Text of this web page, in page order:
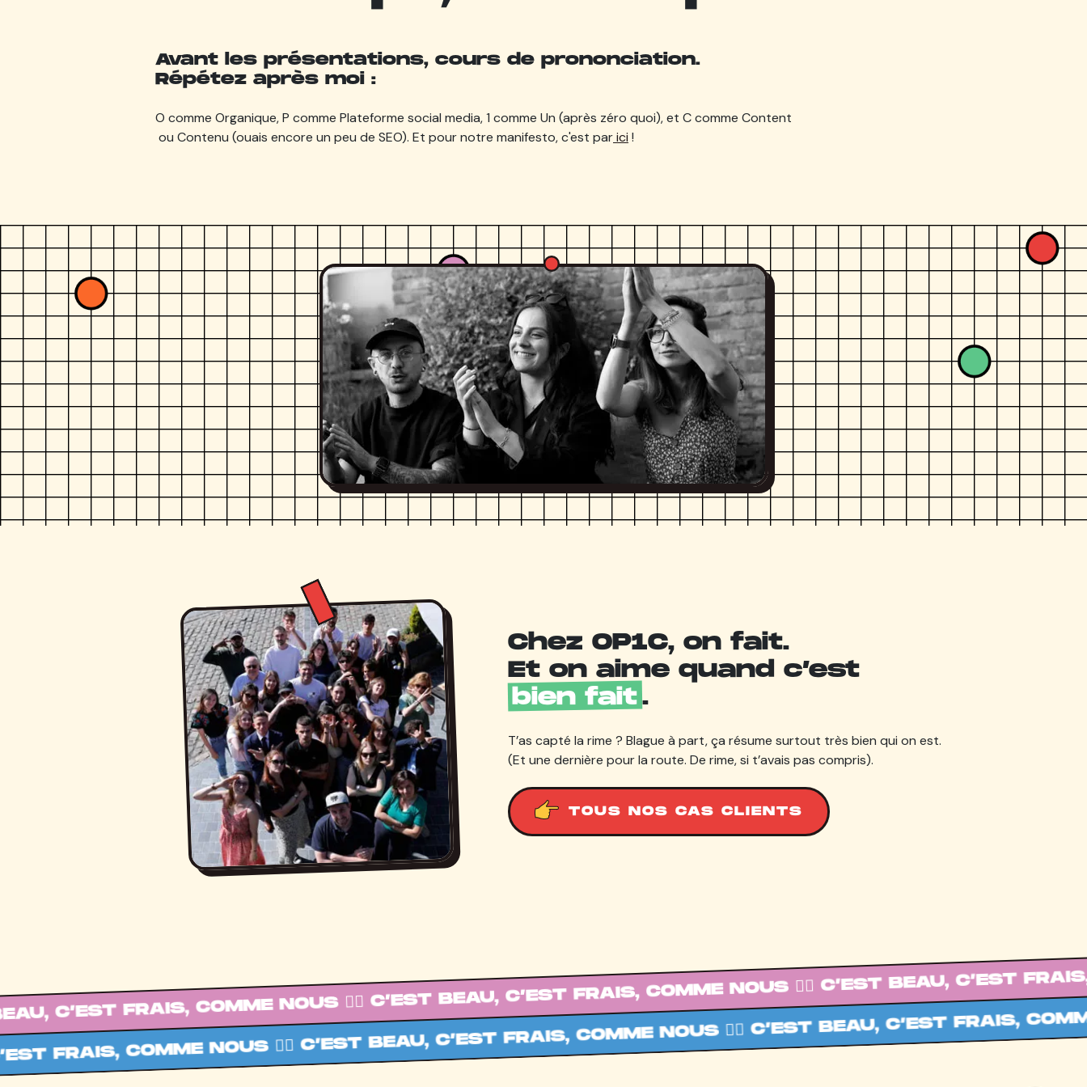
Avant les présentations, cours de prononciation.
Répétez après moi :
O comme Organique, P comme Plateforme social media, 1 comme Un (après zéro quoi), et C comme Content
ou Contenu (ouais encore un peu de SEO). Et pour notre manifesto, c'est parici !
Chez OP1C, on fait.
Et on aime quand c’est
bien fait.
T’as capté la rime ? Blague à part, ça résume surtout très bien qui on est.
(Et une dernière pour la route. De rime, si t’avais pas compris).
TOUS NOS CAS CLIENTS
COMME NOUS 💁‍♂️ C’EST BEAU, C’EST FRAIS, COMME NOUS 💁‍♂️ C’EST BEAU, C’EST FRAIS,
NOUS 💁‍♂️ C’EST BEAU, C’EST FRAIS, COMME NOUS 💁‍♂️ C’EST BEAU, C’EST FRAIS, COMME